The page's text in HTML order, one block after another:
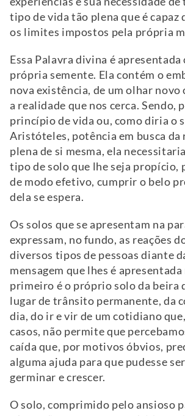
tipo de vida tão plena que é capaz
os limites impostos pela própria
Essa Palavra divina é apresentada
própria semente. Ela contém o
nova existência, de um olhar novo
a realidade que nos cerca. Sendo,
princípio de vida ou, como diria o
Aristóteles, potência em busca da
plena de si mesma, ela
tipo de solo que lhe seja propício,
de modo efetivo, cumprir o belo
dela se espera.
Os solos que se apresentam na
expressam, no fundo, as reações
diversos tipos de pessoas diante
mensagem que lhes é
primeiro é o próprio solo da beira
lugar de trânsito permanente, da
dia, do ir e vir de um cotidiano
casos, não permite que
caída que, por motivos óbvios,
alguma ajuda para que pudesse
germinar e crescer.
O solo, comprimido pelo ansioso